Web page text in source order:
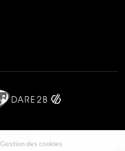
Gestion des cookies